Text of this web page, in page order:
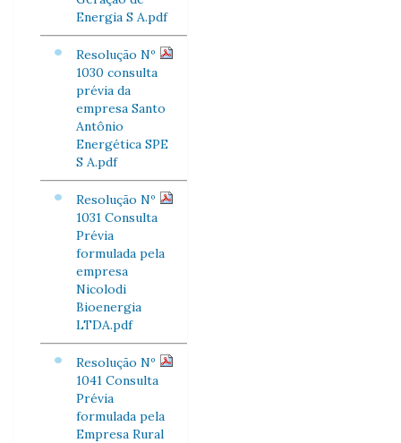
Energia S A.pdf
Resolução Nº
1030 consulta
prévia da
empresa Santo
Antônio
Energética SPE
S A.pdf
Resolução Nº
1031 Consulta
Prévia
formulada pela
empresa
Nicolodi
Bioenergia
LTDA.pdf
Resolução Nº
1041 Consulta
Prévia
formulada pela
Empresa Rural